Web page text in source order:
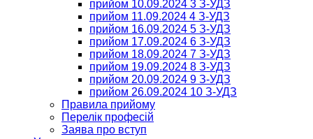
прийом 10.09.2024 3 З-УДЗ
прийом 11.09.2024 4 З-УДЗ
прийом 16.09.2024 5 З-УДЗ
прийом 17.09.2024 6 З-УДЗ
прийом 18.09.2024 7 З-УДЗ
прийом 19.09.2024 8 З-УДЗ
прийом 20.09.2024 9 З-УДЗ
прийом 26.09.2024 10 З-УДЗ
Правила прийому
Перелік професій
Заява про вступ